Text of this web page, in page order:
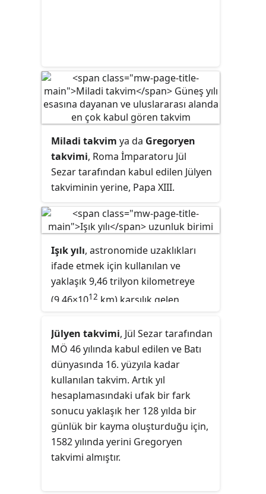
Miladi takvim ya da Gregoryen
takvimi, Roma İmparatoru Jül
Sezar tarafından kabul edilen Jülyen
takviminin yerine, Papa XIII.
takvimdir. İsa'nın doğduğu yılı milat
olarak alan bu takvim, Dünya'nın
Güneş etrafındaki dönüş süresi
olan 365 gün, 6 saatlik zamanı "1
yıl" olarak kabul eder. Günümüzde
dünyada en yaygın olarak kullanılan
Işık yılı, astronomide uzaklıkları
ifade etmek için kullanılan ve
yaklaşık 9,46 trilyon kilometreye
(9,46×1012 km) karşılık gelen
Astronomi Birliğinin (IAU) tanımına
göre bir ışık yılı, ışığın bir Jülyen
yılında (365,25 gün) boşlukta kat
ettiği mesafedir. İçinde "yıl"
sözcüğü geçtiği için bazen hatalı
olarak zaman birimi gibi algınsa da
zaman birimi değildir.
Jülyen takvimi, Jül Sezar tarafından
MÖ 46 yılında kabul edilen ve Batı
dünyasında 16. yüzyıla kadar
kullanılan takvim. Artık yıl
hesaplamasındaki ufak bir fark
sonucu yaklaşık her 128 yılda bir
günlük bir kayma oluşturduğu için,
1582 yılında yerini Gregoryen
takvimi almıştır.